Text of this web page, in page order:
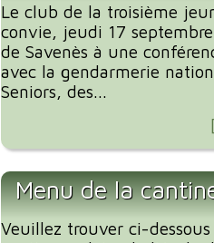
Le club de la troisième
convie, jeudi 17
de Savenès à une
avec la gendarmerie
Seniors, des...
Menu de la
Veuillez trouver ci-